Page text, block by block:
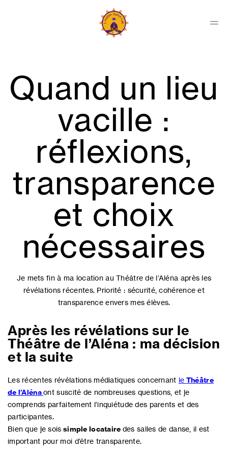
Collectif
Quand un lieu
vacille :
réflexions,
transparence
et choix
nécessaires
Je mets fin à ma location au Théâtre de l’Aléna après les
révélations récentes. Priorité : sécurité, cohérence et
transparence envers mes élèves.
Après les révélations sur le
Théâtre de l’Aléna : ma décision
et la suite
Les récentes révélations médiatiques concernant le Théâtre
de l’Alénaont suscité de nombreuses questions, et je
comprends parfaitement l’inquiétude des parents et des
participantes.
Bien que je sois simple locataire des salles de danse, il est
important pour moi d’être transparente.